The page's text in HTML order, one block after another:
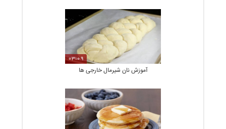
03:09
آموزش نان شیرمال خارجی ها